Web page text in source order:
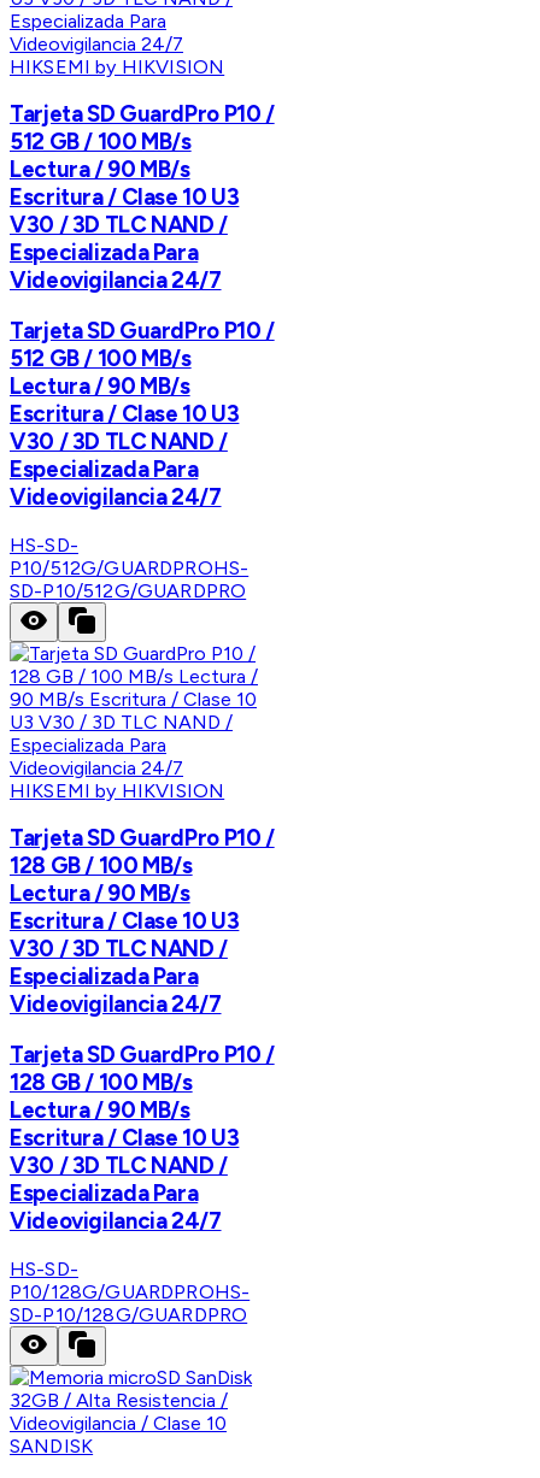
HIKSEMI by HIKVISION
Tarjeta SD GuardPro P10 /
512 GB / 100 MB/s
Lectura / 90 MB/s
Escritura / Clase 10 U3
V30 / 3D TLC NAND /
Especializada Para
Videovigilancia 24/7
Tarjeta SD GuardPro P10 /
512 GB / 100 MB/s
Lectura / 90 MB/s
Escritura / Clase 10 U3
V30 / 3D TLC NAND /
Especializada Para
Videovigilancia 24/7
HS-SD-
P10/512G/GUARDPROHS-
SD-P10/512G/GUARDPRO
HIKSEMI by HIKVISION
Tarjeta SD GuardPro P10 /
128 GB / 100 MB/s
Lectura / 90 MB/s
Escritura / Clase 10 U3
V30 / 3D TLC NAND /
Especializada Para
Videovigilancia 24/7
Tarjeta SD GuardPro P10 /
128 GB / 100 MB/s
Lectura / 90 MB/s
Escritura / Clase 10 U3
V30 / 3D TLC NAND /
Especializada Para
Videovigilancia 24/7
HS-SD-
P10/128G/GUARDPROHS-
SD-P10/128G/GUARDPRO
SANDISK